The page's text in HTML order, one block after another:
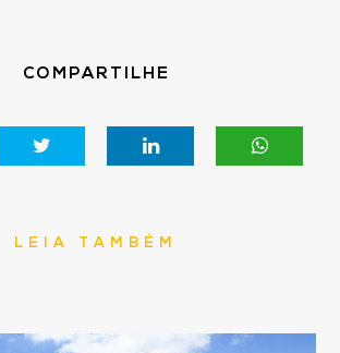
COMPARTILHE
LEIA TAMBÉM